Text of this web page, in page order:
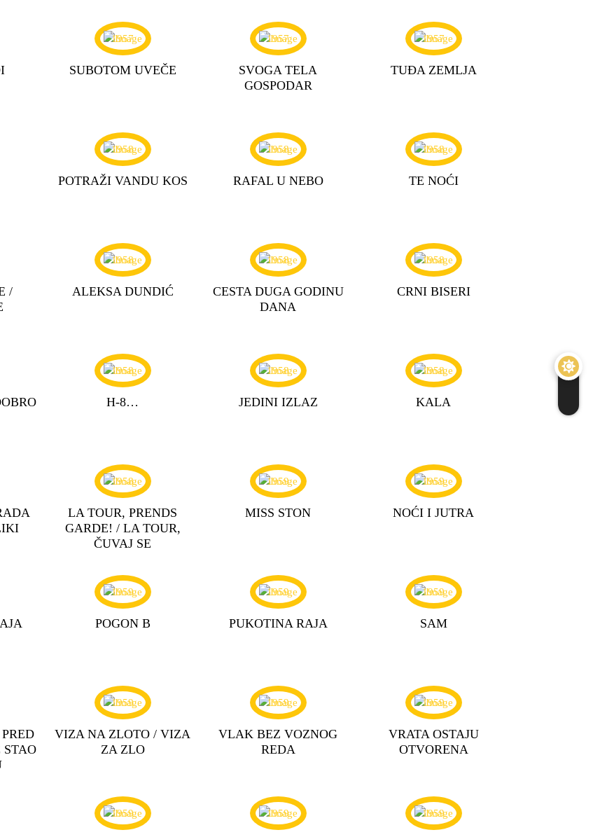
1957
SUBOTOM UVEČE
1957
SVOGA TELA
GOSPODAR
1957
TUĐA ZEMLJA
1958
POTRAŽI VANDU KOS
1958
RAFAL U NEBO
1958
TE NOĆI
/
1958
ALEKSA DUNDIĆ
1958
CESTA DUGA GODINU
DANA
1958
CRNI BISERI
1958
H-8…
1958
JEDINI IZLAZ
1958
KALA
1958
LA TOUR, PRENDS
GARDE! / LA TOUR,
ČUVAJ SE
1959
MISS STON
1959
NOĆI I JUTRA
1959
POGON B
1959
PUKOTINA RAJA
1959
SAM
STAO
1959
VIZA NA ZLOTO / VIZA
ZA ZLO
1959
VLAK BEZ VOZNOG
REDA
1959
VRATA OSTAJU
OTVORENA
1959 1959 1959